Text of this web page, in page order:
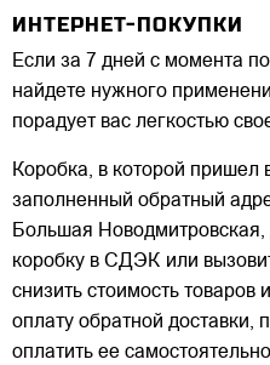
ИНТЕРНЕТ-ПОКУПКИ
Если за 7 дней с момента
найдете нужного
порадует вас легкостью
Коробка, в которой пришел
заполненный обратный
Большая Новодмитровская,
коробку в СДЭК или
снизить стоимость
оплату обратной доставки,
оплатить ее